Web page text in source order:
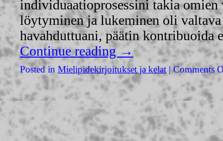
individuaatioprosessini takia
löytyminen ja lukeminen oli valtava
havahduttuani, päätin
Continue reading→
Posted in Mielipidekirjoitukset ja kelat | Comments